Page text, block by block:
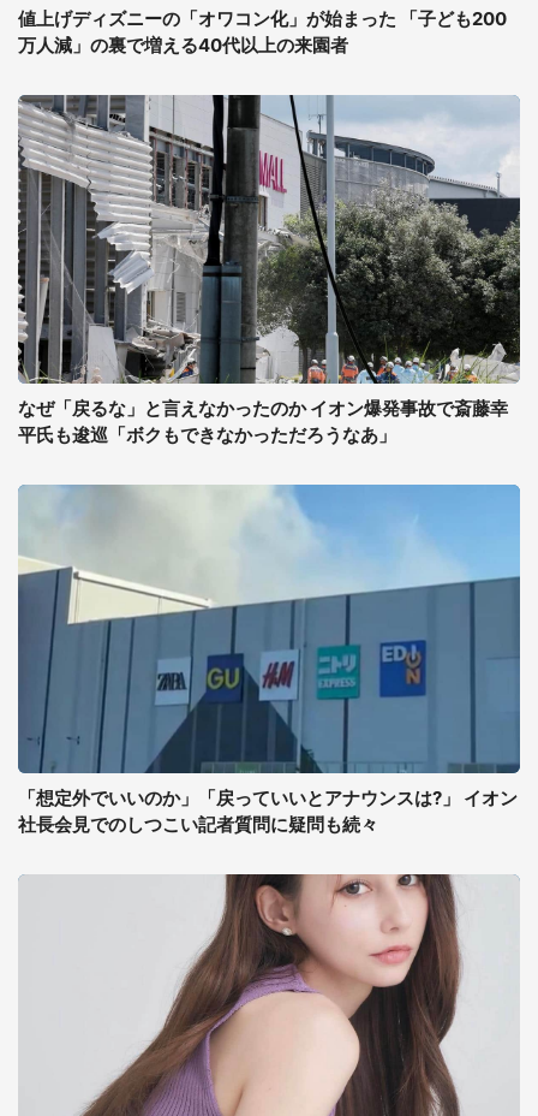
値上げディズニーの「オワコン化」が始まった 「子ども200
万人減」の裏で増える40代以上の来園者
なぜ「戻るな」と言えなかったのか イオン爆発事故で斎藤幸
平氏も逡巡「ボクもできなかっただろうなあ」
「想定外でいいのか」「戻っていいとアナウンスは?」 イオン
社長会見でのしつこい記者質問に疑問も続々